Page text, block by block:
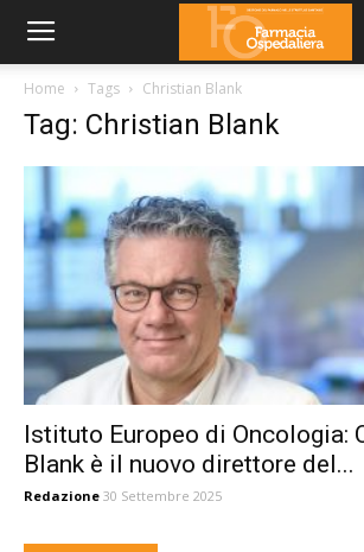
Home Tags Christian Blank
Tag: Christian Blank
Istituto Europeo di Oncologia:
Blank è il nuovo direttore del...
Redazione 30 Settembre 2025